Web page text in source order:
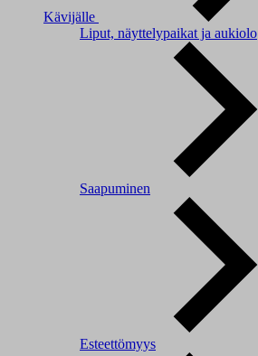
Kävijälle
Liput, näyttelypaikat ja aukiolo
Saapuminen
Esteettömyys